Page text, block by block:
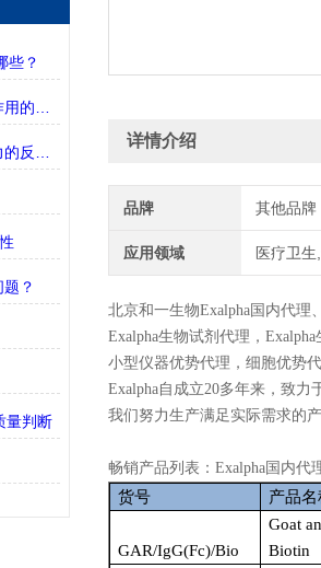
些？
？
量判断
详情介绍
品牌 其他品牌
应用领域 医疗卫
北京和一生物Exalpha 国内代理、
Exalpha生物试剂代理， Exalpha
小型仪器优势代理，细胞优势
Exalpha自成立20多年来，致
我们努力生产满足实际需求的产
畅销产品列表： Exalpha 国内代
货号 产品名
GAR/IgG(Fc)/Bio
Goat
Biotin